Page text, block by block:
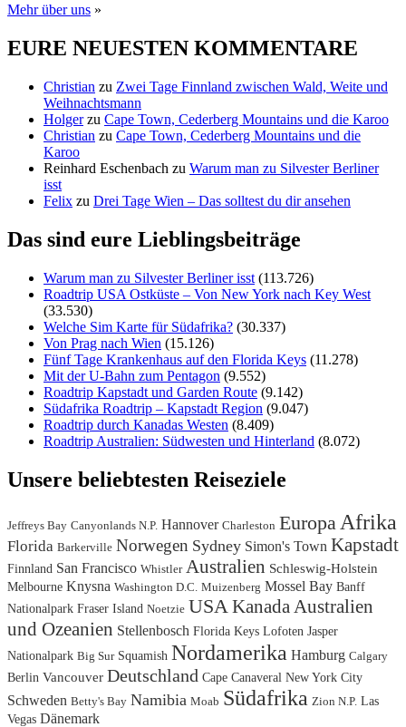
Mehr über uns »
EURE NEUESTEN KOMMENTARE
Christian zu Zwei Tage Finnland zwischen Wald, Weite und
Weihnachtsmann
Holgerzu Cape Town, Cederberg Mountains und die Karoo
Christian zu Cape Town, Cederberg Mountains und die
Karoo
Reinhard Eschenbach zu Warum man zu Silvester Berliner
isst
Felix zu Drei Tage Wien – Das solltest du dir ansehen
Das sind eure Lieblingsbeiträge
Warum man zu Silvester Berliner isst (113.726)
Roadtrip USA Ostküste – Von New York nach Key West
(33.530)
Welche Sim Karte für Südafrika? (30.337)
Von Prag nach Wien (15.126)
Fünf Tage Krankenhaus auf den Florida Keys (11.278)
Mit der U-Bahn zum Pentagon (9.552)
Roadtrip Kapstadt und Garden Route (9.142)
Südafrika Roadtrip – Kapstadt Region (9.047)
Roadtrip durch Kanadas Westen (8.409)
Roadtrip Australien: Südwesten und Hinterland (8.072)
Unsere beliebtesten Reiseziele
Jeffreys Bay Canyonlands N.P. Hannover Charleston Europa Afrika
Florida Barkerville Norwegen Sydney Simon's Town Kapstadt
Finnland San Francisco Whistler Australien Schleswig-Holstein
Melbourne Knysna Washington D.C. Muizenberg Mossel Bay Banff
Nationalpark Fraser Island Noetzie USA Kanada Australien
und Ozeanien Stellenbosch Florida Keys Lofoten Jasper
Nationalpark Big Sur Squamish Nordamerika Hamburg Calgary
Berlin Vancouver Deutschland Cape Canaveral New York City
Schweden Betty's Bay Namibia Moab Südafrika Zion N.P. Las
Vegas Dänemark